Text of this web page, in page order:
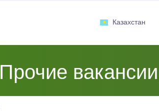
Казахстан
Прочие